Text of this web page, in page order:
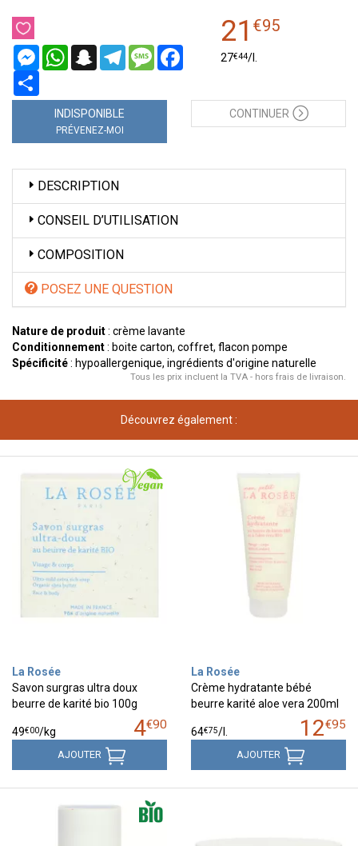
MessengerWhatsAppSnapchatTelegramMessageFacebook
21 €95
27€44/
INDISPONIBLE
PRÉVENEZ-MOI
CONTINUER
DESCRIPTION
CONSEIL D’UTILISATION
COMPOSITION
POSEZ UNE QUESTION
Nature de produit: crème lavante
Conditionnement: boite carton, coffret, flacon pompe
Spécificité: hypoallergenique, ingrédients d'origine naturelle
Tous les prix incluent la TVA - hors frais de livraison.
Découvrez également :
La Rosée
Savon surgras ultra doux
beurre de karité bio 100g
4€90
49€00/kg
AJOUTER
La Rosée
Crème hydratante bébé
beurre karité aloe vera 200ml
12€95
64€75/
AJOUTER